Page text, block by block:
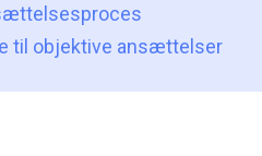
til objektive ansættelser